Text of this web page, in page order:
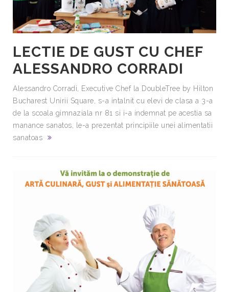
LECTIE DE GUST CU CHEF
ALESSANDRO CORRADI
Alessandro Corradi, Executive Chef la DoubleTree by Hilton
Bucharest Unirii Square, s-a intalnit cu elevi de clasa a 3-a
de la scoala gimnaziala nr 81 si i-a indemnat pe acestia sa
manance sanatos, le-a prezentat principiile unei alimentatii
sanatoas